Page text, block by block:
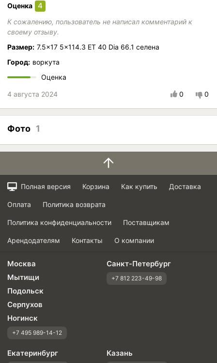
Оценка 4
К сожалению, пользователь не написал комментарий к
своему отзыву.
Размер: 7.5x17 5x114.3 ET 40 Dia 66.1 селена
Город: воркута
Оценка
4 августа 2024 0 0
Фото 1
Полная версия Корзина Как купить Доставка
Оплата Политика возврата
Политика конфиденциальности Поставщикам
Арендодателям Контакты О компании
Москва
Мытищи
Подольск
Серпухов
Ногинск
+7 495 989-14-12
Санкт-Петербург
+7 812 223-49-98
Екатеринбург Казань